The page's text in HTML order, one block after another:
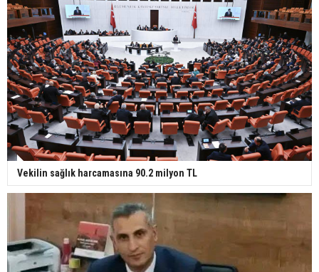
Vekilin sağlık harcamasına 90.2 milyon TL